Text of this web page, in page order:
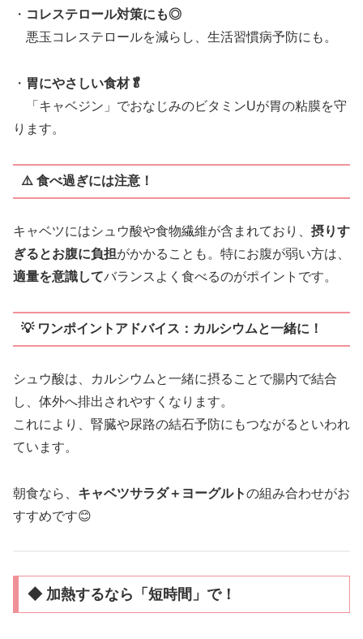
・ コレステロール対策にも◎
悪玉コレステロールを減らし、生活習慣病予防にも。
・ 胃にやさしい食材🥬
「キャベジン」でおなじみのビタミンUが胃の粘膜を守
ります。
⚠️ 食べ過ぎには注意！
キャベツにはシュウ酸や食物繊維が含まれており、 摂りす
ぎるとお腹に負担がかかることも。特にお腹が弱い方は、
適量を意識してバランスよく食べるのがポイントです。
💡 ワンポイントアドバイス：カルシウムと一緒に！
シュウ酸は、カルシウムと一緒に摂ることで腸内で結合
し、体外へ排出されやすくなります。
これにより、腎臓や尿路の結石予防にもつながるといわれ
ています。
朝食なら、 キャベツサラダ＋ヨーグルトの組み合わせがお
すすめです😊
◆ 加熱するなら「短時間」で！